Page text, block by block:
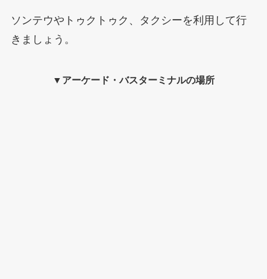
ソンテウやトゥクトゥク、タクシーを利用して行
きましょう。
▼アーケード・バスターミナルの場所